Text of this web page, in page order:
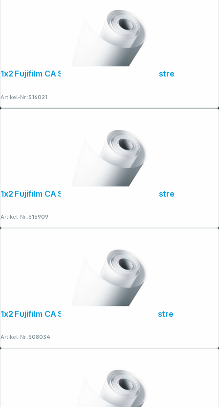
1x2 Fujifilm CA Supreme 30,5cm x 112m lustre
Artikel-Nr.:516021
1x2 Fujifilm CA Supreme 20,3cm x 112m lustre
Artikel-Nr.:515909
1x2 Fujifilm CA Supreme 15,2cm x 176m lustre
Artikel-Nr.:508034